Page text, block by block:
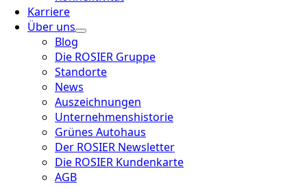
Karriere
Über uns
Blog
Die ROSIER Gruppe
Standorte
News
Auszeichnungen
Unternehmenshistorie
Grünes Autohaus
Der ROSIER Newsletter
Die ROSIER Kundenkarte
AGB